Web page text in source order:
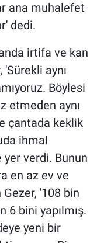
ana muhalefet
dedi.
irtifa ve kan
aynı
Böylesi
etmeden aynı
çantada keklik
ihmal
yer verdi. Bunun
en az ev ve
Gezer, '108 bin
bini yapılmış.
yeni bir